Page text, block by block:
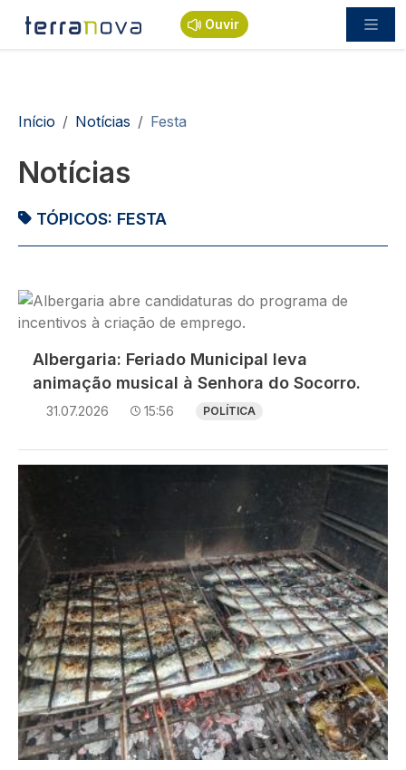
Passar para o conteúdo principal
Ouvir
Navegação estrutural
Início Notícias Festa
Notícias
TÓPICOS: FESTA
Imagem
Albergaria: Feriado Municipal leva
animação musical à Senhora do Socorro.
31.07.2026 15:56 POLÍTICA